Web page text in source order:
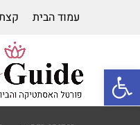
עמוד הבית
פתח סרגל